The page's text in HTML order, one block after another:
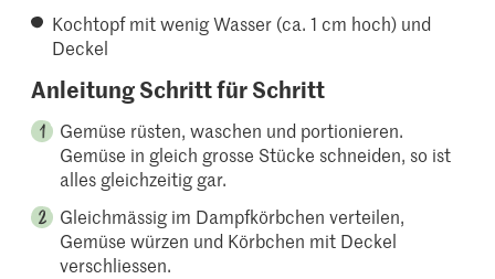
Kochtopf mit wenig Wasser (ca. 1 cm hoch) und
Deckel
Anleitung Schritt für Schritt
Gemüse rüsten, waschen und portionieren.
Gemüse in gleich grosse Stücke schneiden, so ist
alles gleichzeitig gar.
Gleichmässig im Dampfkörbchen verteilen,
Gemüse würzen und Körbchen mit Deckel
verschliessen.